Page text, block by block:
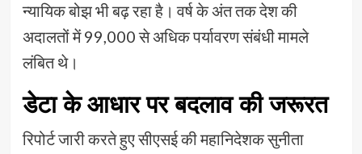
न्यायिक बोझ भी बढ़ रहा है। वर्ष के अंत तक देश की
अदालतों में 99,000 से अधिक पर्यावरण संबंधी मामले
लंबित थे।
डेटा के आधार पर बदलाव की जरूरत
रिपोर्ट जारी करते हुए सीएसई की महानिदेशक सुनीता